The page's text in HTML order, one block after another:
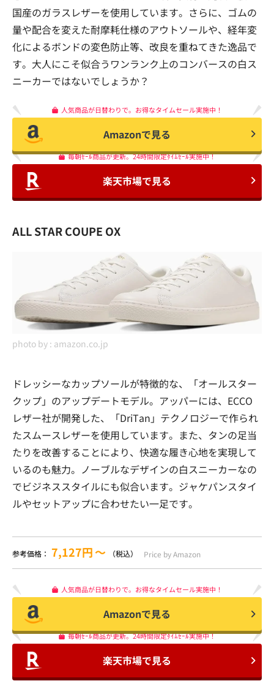
国産のガラスレザーを使用しています。さらに、ゴムの
量や配合を変えた耐摩耗仕様のアウトソールや、経年変
化によるボンドの変色防止等、改良を重ねてきた逸品で
す。大人にこそ似合うワンランク上のコンバースの白ス
ニーカーではないでしょうか？
人気商品が日替わりで。お得なタイムセール実施中！
Amazonで見る
毎朝ｾｰﾙ商品が更新。24時間限定ﾀｲﾑｾｰﾙ実施中！
楽天市場で見る
ALL STAR COUPE OX
photo by : amazon.co.jp
ドレッシーなカップソールが特徴的な、「オールスター
クップ」のアップデートモデル。アッパーには、ECCO
レザー社が開発した、「DriTan」テクノロジーで作られ
たスムースレザーを使用しています。また、タンの足当
たりを改善することにより、快適な履き心地を実現して
いるのも魅力。ノーブルなデザインの白スニーカーなの
でビジネススタイルにも似合います。ジャケパンスタイ
ルやセットアップに合わせたい一足です。
参考価格： 7,127円〜 （税込） Price by Amazon
人気商品が日替わりで。お得なタイムセール実施中！
Amazonで見る
毎朝ｾｰﾙ商品が更新。24時間限定ﾀｲﾑｾｰﾙ実施中！
楽天市場で見る